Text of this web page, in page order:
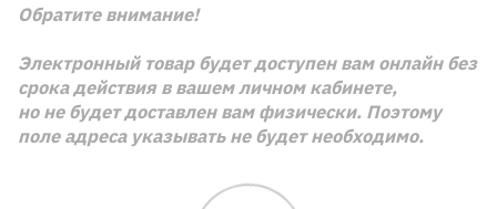
Обратите внимание!
Электронный товар будет доступен вам онлайн без
срока действия в вашем личном кабинете,
но не будет доставлен вам физически. Поэтому
поле адреса указывать не будет необходимо.